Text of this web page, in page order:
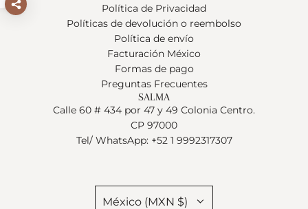
Política de Privacidad
Políticas de devolución o reembolso
Política de envío
Facturación México
Formas de pago
Preguntas Frecuentes
SALMA
Calle 60 # 434 por 47 y 49 Colonia Centro.
CP 97000
Tel/ WhatsApp: +52 1 9992317307
México (MXN $)